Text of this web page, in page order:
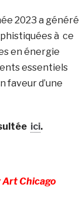
2023 a généré
à ce
en énergie
essentiels
faveur d’une
ici.
Art Chicago